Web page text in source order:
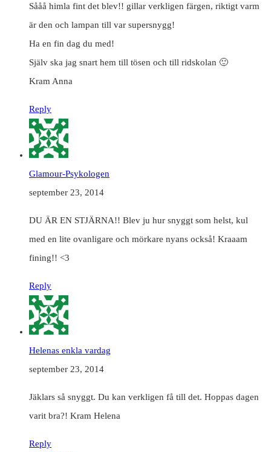
Sååå himla fint det blev!! gillar verkligen färgen, riktigt varm
är den och lampan till var supersnygg!
Ha en fin dag du med!
Själv ska jag snart hem till tösen och till ridskolan 🙂
Kram Anna
Reply
Glamour-Psykologen
september 23, 2014
DU ÄR EN STJÄRNA!! Blev ju hur snyggt som helst, kul
med en lite ovanligare och mörkare nyans också! Kraaam
fining!! <3
Reply
Helenas enkla vardag
september 23, 2014
Jäklars så snyggt. Du kan verkligen få till det. Hoppas dagen
varit bra?! Kram Helena
Reply